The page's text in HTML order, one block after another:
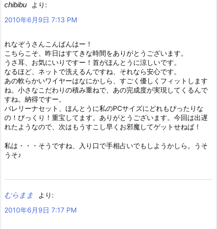
chibibu
より:
2010年6月9日 7:13 PM
れなぞうさんこんばんはー！
こちらこそ、昨日はすてきな時間をありがとうございます。
うさ耳、お気にいりですー！首がほんとうに涼しいです。
なるほど、ネットで洗えるんですね、それなら安心です。
あの軟らかいワイヤーはなにかしら、すごく優しくフィットします
ね。小さなこだわりの積み重ねで、あの完成度が実現してくるんで
すね。納得ですー。
バレリーナセット、ほんとうに私のPCサイズにどれもぴったりな
の！びっくり！重宝してます。ありがとうございます。今回は出遅
れたようなので、次はもうすこし早くお邪魔してゲットせねば！
私は・・・そうですね、入り口で手相占いでもしようかしら。うそ
うそ♪
むらまま
より:
2010年6月9日 7:17 PM